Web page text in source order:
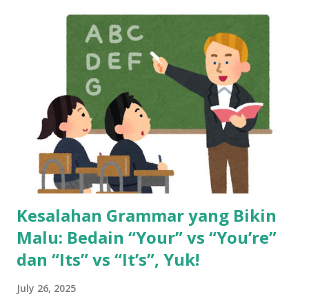
Raya” Tahun 2013, seorang anak muda umur 20 tahun kerja
di mall, dibayar cuma per hari. Bisa dibilang pas-pasan buat
sekadar bertahan hidup. Tapi semuanya berubah waktu dia
pindah ke dunia call center. Begitu terima gaji pertamanya,
rasanya kayak menang undian. Pendapatannya langsung naik
dua kali lipat. Rasanya hidup jadi lebih cerah. Tapi cerita gak
berhenti di sana. Gaji besar di awal bisa bikin terlena.
Banyak yang merasa cukup, padahal tantangan hidup ma...
Kesalahan Grammar yang Bikin
Malu: Bedain “Your” vs “You’re”
dan “Its” vs “It’s”, Yuk!
July 26, 2025